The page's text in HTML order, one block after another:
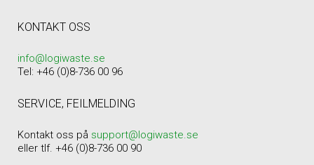
KONTAKT OSS
info@logiwaste.se
Tel: +46 (0)8-736 00 96
SERVICE, FEILMELDING
Kontakt oss på support@logiwaste.se
eller tlf. +46 (0)8-736 00 90